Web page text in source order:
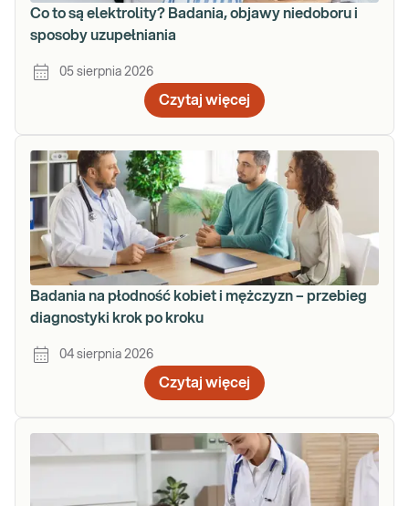
Co to są elektrolity? Badania, objawy niedoboru i
sposoby uzupełniania
05 sierpnia 2026
Czytaj więcej
Badania na płodność kobiet i mężczyzn – przebieg
diagnostyki krok po kroku
04 sierpnia 2026
Czytaj więcej